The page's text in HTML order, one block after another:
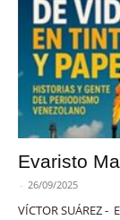
Evaristo
- 26/09/2025
VÍCTOR SUÁREZ